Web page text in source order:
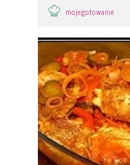
mojegotowanie